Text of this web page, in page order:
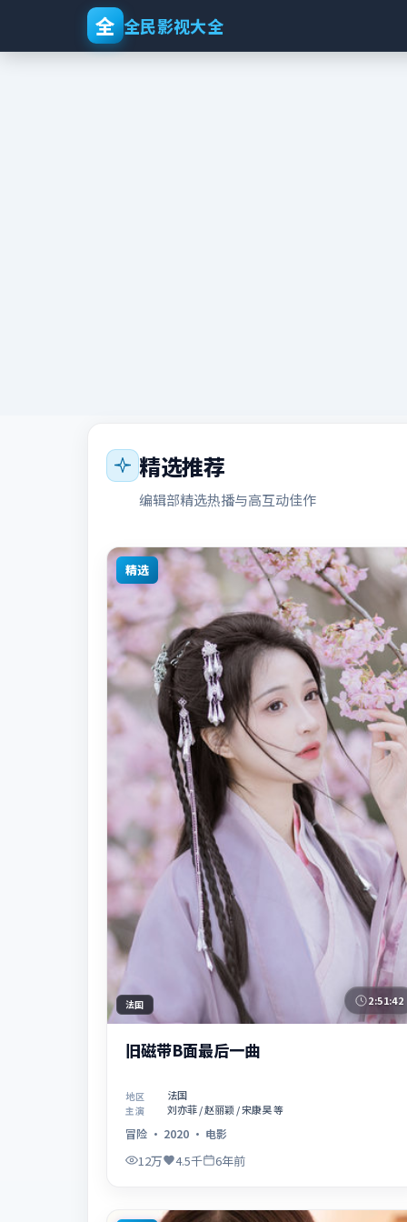
全 全民影视大全
精选推荐
编辑部精选热播与高互动佳作
精选
法国 2:51:42
旧磁带B面最后一曲
地区 法国
主演 刘亦菲 / 赵丽颖 / 宋康昊 等
冒险 · 2020 · 电影
12万 4.5千 6年前